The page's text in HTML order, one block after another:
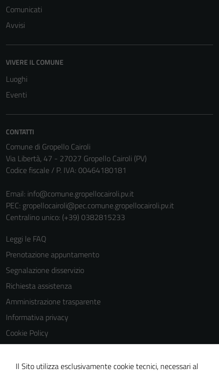
Comunicati
Avvisi
VIVERE IL COMUNE
Luoghi
Eventi
CONTATTI
Comune di Gropello Cairoli
Via Libertà, 47 - 27027 Gropello Cairoli (PV)
Codice fiscale / P. IVA: 00464180181
Email: info@comune.gropellocairoli.pv.it
PEC: gropellocairoli@pec.comune.gropellocairoli.pv.it
Centralino unico: (+39) 0382815233
Leggi le FAQ
Prenotazione appuntamento
Segnalazione disservizio
Richiesta assistenza
Amministrazione trasparente
Informativa privacy
Cookie Policy
Note legali
Dichiarazione di accessibilità
Il Sito utilizza esclusivamente cookie tecnici, necessari al
per il
personali.